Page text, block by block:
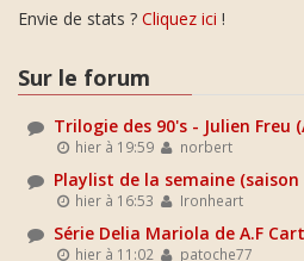
Envie de stats ? Cliquez ici !
Sur le forum
Trilogie des 90's - Julien Freu
hier à 19:59 norbert
Playlist de la semaine (saison
hier à 16:53 Ironheart
Série Delia Mariola de A.F
hier à 11:02 patoche77